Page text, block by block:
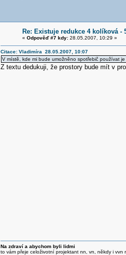
Re: Existuje redukce 4 kolíková -
« Odpověď #7 kdy:28.05.2007, 10:29 »
Citace: Vladimíra 28.05.2007, 10:07
V místě, kde mi bude umožněno spotřebič používat
Z textu dedukuji, že prostory bude mít v
Na zdraví a abychom byli lidmi
to vám přeje celoživotní projektant nn, vn, někdy i vvn